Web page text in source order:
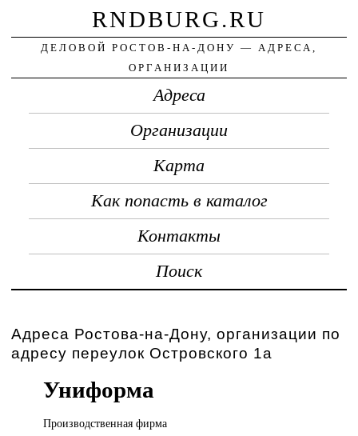
RNDBURG.RU
ДЕЛОВОЙ РОСТОВ-НА-ДОНУ — АДРЕСА,
ОРГАНИЗАЦИИ
Адреса
Организации
Карта
Как попасть в каталог
Контакты
Поиск
Адреса Ростова-на-Дону, организации по
адресу переулок Островского 1а
Униформа
Производственная фирма